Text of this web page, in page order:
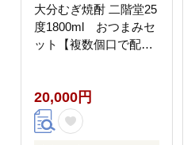
大分むぎ焼酎 二階堂25
度1800ml おつまみセ
ット【複数個口で配
20,000円